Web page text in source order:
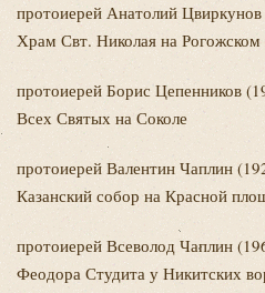
протоиерей Анатолий
Храм Свт. Николая на
протоиерей БорисЦепенников
Всех Святых на Соколе
протоиерей Валентин Чаплин
Казанский собор на Красной
протоиерей Всеволод Чаплин
Феодора Студита у Никитских